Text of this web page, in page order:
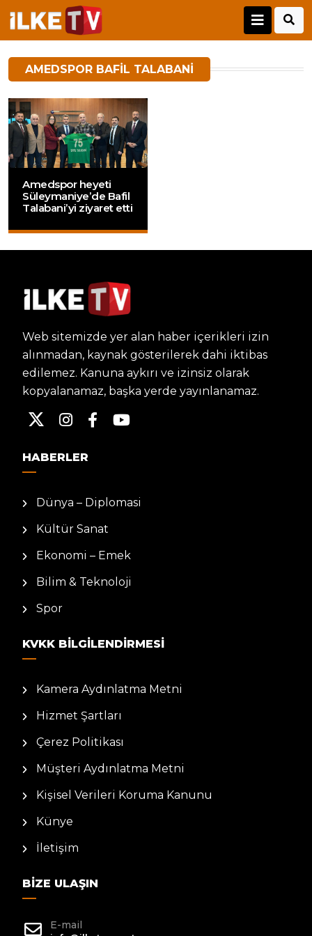
AMEDSPOR BAFIL TALABANI
Amedspor heyeti
Süleymaniye’de Bafil
Talabani’yi ziyaret etti
Web sitemizde yer alan haber içerikleri izin
alınmadan, kaynak gösterilerek dahi iktibas
edilemez. Kanuna aykırı ve izinsiz olarak
kopyalanamaz, başka yerde yayınlanamaz.
HABERLER
Dünya – Diplomasi
Kültür Sanat
Ekonomi – Emek
Bilim & Teknoloji
Spor
KVKK BILGILENDIRMESI
Kamera Aydınlatma Metni
Hizmet Şartları
Çerez Politikası
Müşteri Aydınlatma Metni
Kişisel Verileri Koruma Kanunu
Künye
İletişim
BIZE ULAŞIN
E-mail